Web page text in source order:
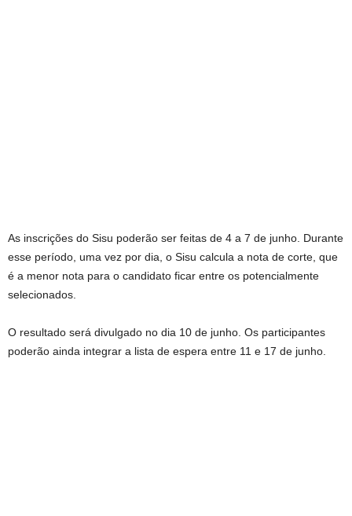
As inscrições do Sisu poderão ser feitas de 4 a 7 de junho. Durante
esse período, uma vez por dia, o Sisu calcula a nota de corte, que
é a menor nota para o candidato ficar entre os potencialmente
selecionados.
O resultado será divulgado no dia 10 de junho. Os participantes
poderão ainda integrar a lista de espera entre 11 e 17 de junho.